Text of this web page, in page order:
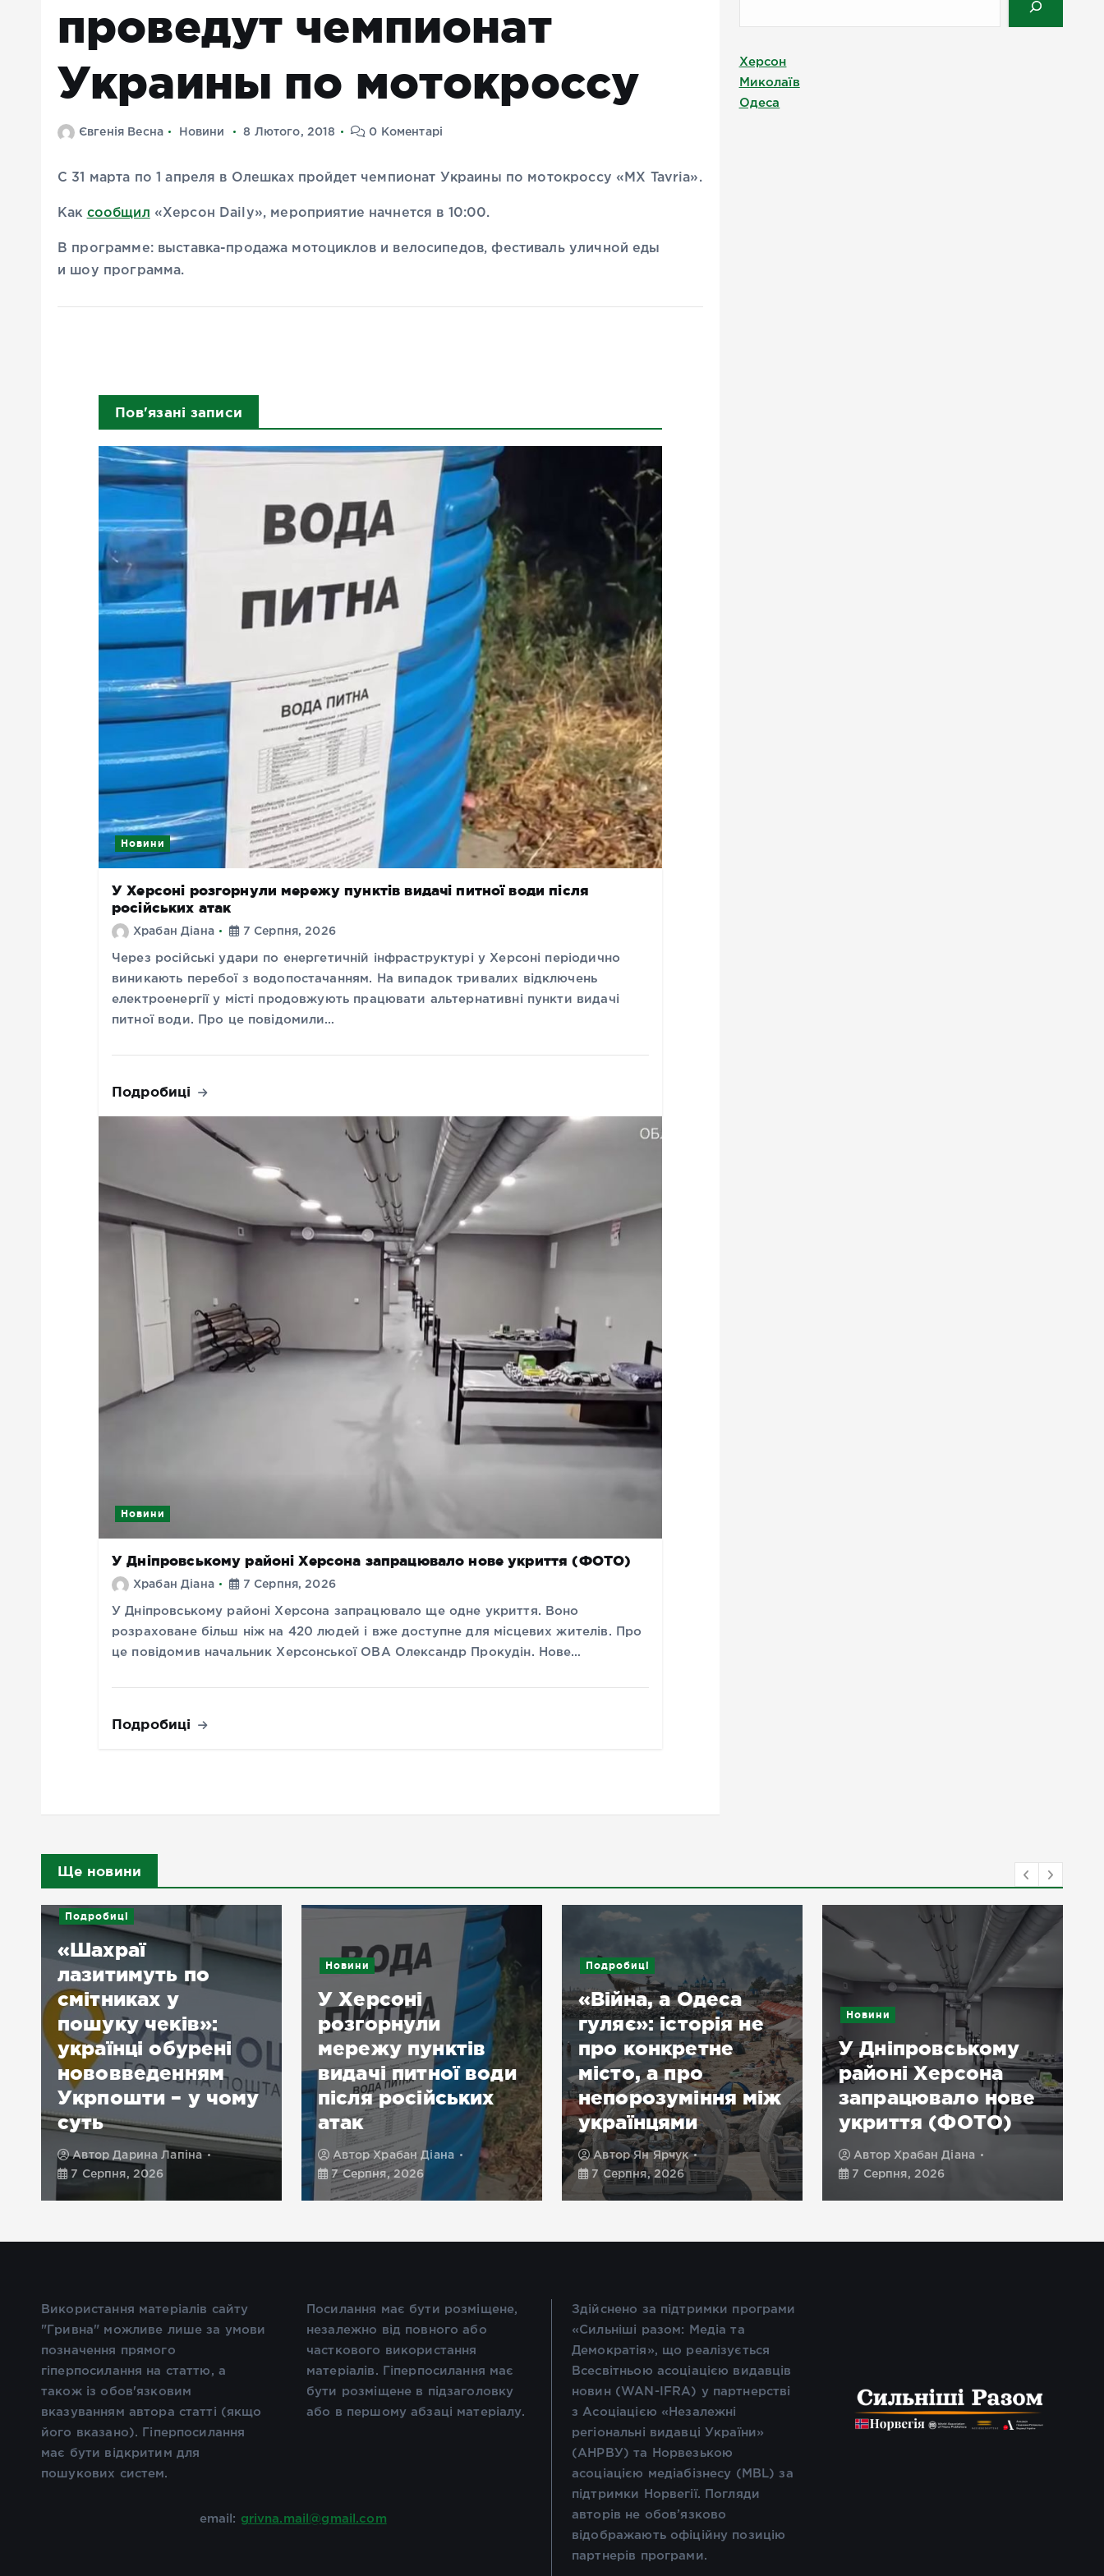
проведут чемпионат
Украины по мотокроссу
Євгенія Весна Новини 8 Лютого, 2018 0 Коментарі
С 31 марта по 1 апреля в Олешках пройдет чемпионат Украины по мотокроссу «MX Tavria».
Как сообщил «Херсон Daily», мероприятие начнется в 10:00.
В программе: выставка-продажа мотоциклов и велосипедов, фестиваль уличной еды
и шоу программа.
Пов'язані записи
Новини
У Херсоні розгорнули мережу пунктів видачі питної води після
російських атак
Храбан Діана 7 Серпня, 2026
Через російські удари по енергетичній інфраструктурі у Херсоні періодично
виникають перебої з водопостачанням. На випадок тривалих відключень
електроенергії у місті продовжують працювати альтернативні пункти видачі
питної води. Про це повідомили…
Подробиці
Новини
У Дніпровському районі Херсона запрацювало нове укриття (ФОТО)
Храбан Діана 7 Серпня, 2026
У Дніпровському районі Херсона запрацювало ще одне укриття. Воно
розраховане більш ніж на 420 людей і вже доступне для місцевих жителів. Про
це повідомив начальник Херсонської ОВА Олександр Прокудін. Нове…
Подробиці
Херсон
Миколаїв
Одеса
Ще новини
Подробиці
«Шахраї
лазитимуть по
смітниках у
пошуку чеків»:
українці обурені
нововведенням
Укрпошти – у чому
суть
АвторДарина Лапіна
7 Серпня, 2026
Новини
У Херсоні
розгорнули
мережу пунктів
видачі питної води
після російських
атак
АвторХрабан Діана
7 Серпня, 2026
Подробиці
«Війна, а Одеса
гуляє»: історія не
про конкретне
місто, а про
непорозуміння між
українцями
АвторЯн Ярчук
7 Серпня, 2026
Новини
У Дніпровському
районі Херсона
запрацювало нове
укриття (ФОТО)
Автор Храбан Діана
7 Серпня, 2026
Використання матеріалів сайту
"Гривна" можливе лише за умови
позначення прямого
гіперпосилання на статтю, а
також із обов'язковим
вказуванням автора статті (якщо
його вказано). Гіперпосилання
має бути відкритим для
пошукових систем.
email: grivna.mail@gmail.com
Посилання має бути розміщене,
незалежно від повного або
часткового використання
матеріалів. Гіперпосилання має
бути розміщене в підзаголовку
або в першому абзаці матеріалу.
Здійснено за підтримки програми
«Сильніші разом: Медіа та
Демократія», що реалізується
Всесвітньою асоціацією видавців
новин (WAN-IFRA) у партнерстві
з Асоціацією «Незалежні
регіональні видавці України»
(АНРВУ) та Норвезькою
асоціацією медіабізнесу (MBL) за
підтримки Норвегії. Погляди
авторів не обов’язково
відображають офіційну позицію
партнерів програми.